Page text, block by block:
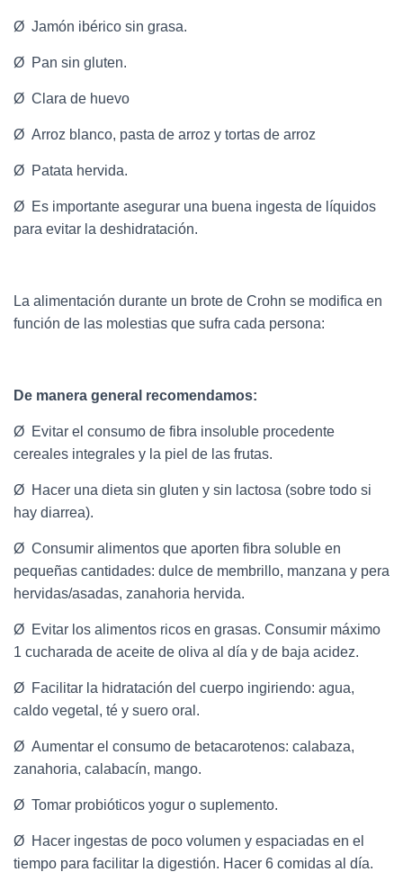
Ø Jamón ibérico sin grasa.
Ø Pan sin gluten.
Ø Clara de huevo
Ø Arroz blanco, pasta de arroz y tortas de arroz
Ø Patata hervida.
Ø Es importante asegurar una buena ingesta de líquidos
para evitar la deshidratación.
La alimentación durante un brote de Crohn se modifica en
función de las molestias que sufra cada persona:
De manera general recomendamos:
Ø Evitar el consumo de fibra insoluble procedente
cereales integrales y la piel de las frutas.
Ø Hacer una dieta sin gluten y sin lactosa (sobre todo si
hay diarrea).
Ø Consumir alimentos que aporten fibra soluble en
pequeñas cantidades: dulce de membrillo, manzana y pera
hervidas/asadas, zanahoria hervida.
Ø Evitar los alimentos ricos en grasas. Consumir máximo
1 cucharada de aceite de oliva al día y de baja acidez.
Ø Facilitar la hidratación del cuerpo ingiriendo: agua,
caldo vegetal, té y suero oral.
Ø Aumentar el consumo de betacarotenos: calabaza,
zanahoria, calabacín, mango.
Ø Tomar probióticos yogur o suplemento.
Ø Hacer ingestas de poco volumen y espaciadas en el
tiempo para facilitar la digestión. Hacer 6 comidas al día.